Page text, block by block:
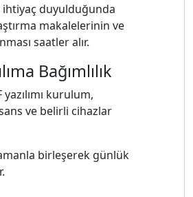
ihtiyaç duyulduğunda
makalelerinin ve
saatler alır.
Bağımlılık
kurulum,
ve belirli cihazlar
birleşerek günlük